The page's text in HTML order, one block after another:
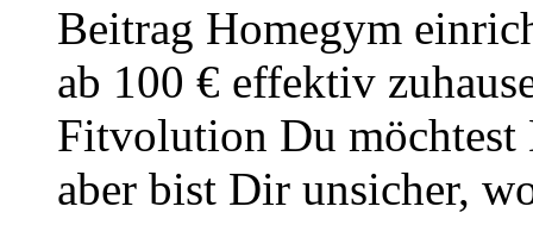
Beitrag Homegym
ab 100 € effektiv
Fitvolution Du
aber bist Dir unsicher,